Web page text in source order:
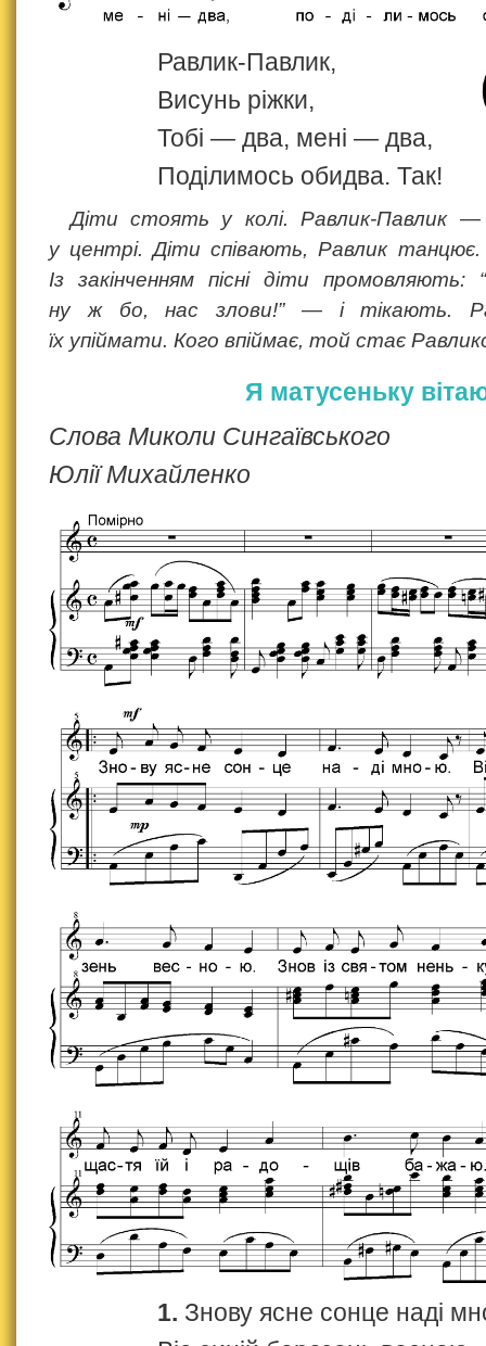
Равлик-Павлик,
Висунь ріжки,
Тобі — два, мені — два,
Поділимось обидва. Так!
Діти стоять у колі. Равлик‑Павлик —
у центрі. Діти співають, Равлик танцює.
Із закінченням пісні діти
ну ж бо, нас злови!” — і тікають.
їх упіймати. Кого впіймає, той стає
Я матусеньку
Слова Миколи Сингаївського
Юлії Михайленко
1. Знову ясне сонце наді